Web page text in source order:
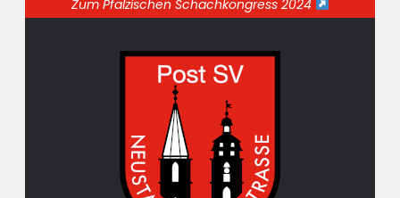
Zum Pfälzischen Schachkongress 2024